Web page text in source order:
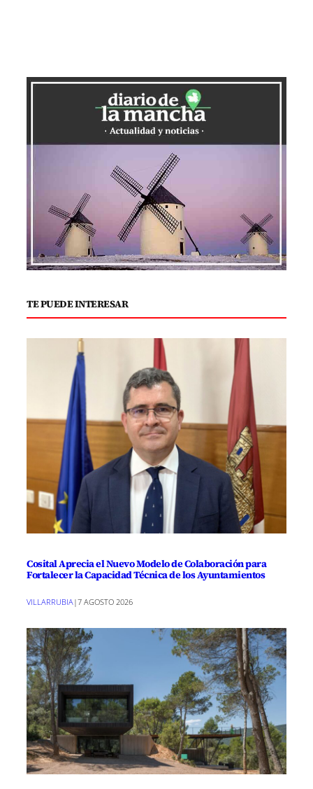
TE PUEDE INTERESAR
Cosital Aprecia el Nuevo Modelo de Colaboración para
Fortalecer la Capacidad Técnica de los Ayuntamientos
VILLARRUBIA|7 AGOSTO 2026